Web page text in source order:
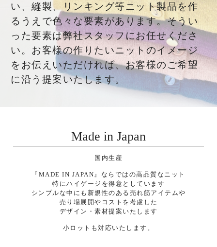
い、縫製、リンキング等ニット製品を作
るうえで色々な要素があります。そうい
った要素は弊社スタッフにお任せくださ
い。お客様の作りたいニットのイメージ
をお伝えいただければ、お客様のご希望
に沿う提案いたします。
Made in Japan
国内生産
『MADE IN JAPAN』ならではの高品質なニット
特にハイゲージを得意としています
シンプルな中にも新規性のある売れ筋アイテムや
売り場展開やコストを考慮した
デザイン・素材提案いたします
小ロットも対応いたします。